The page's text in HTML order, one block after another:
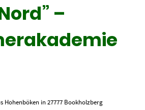
–
Hohenböken in 27777 Bookholzberg